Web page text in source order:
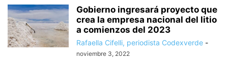
Gobierno ingresará proyecto que
crea la empresa nacional del litio
a comienzos del 2023
Rafaella Cifelli, periodista Codexverde -
noviembre 3, 2022